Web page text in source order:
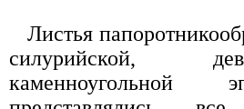
Листья
силурийской,
каменноугольной